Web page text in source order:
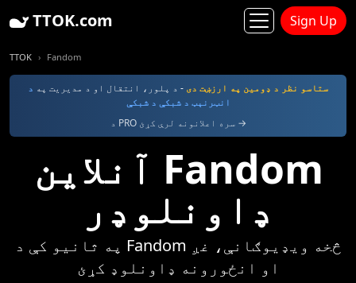
TTOK.com Sign Up
TTOK Fandom
ستاسو نظر د ډومین په ارزښت دی - د پلور، انتقال او د مدیریت په د
انټرنېټ د شبکې د شبکې
د PRO سره اعلانونه لرې کړئ →
آنلاین Fandom
ډاونلوډر
په ثانیو کې د Fandom څخه ویډیوګانې، غږ
او انځورونه ډاونلوډ کړئ